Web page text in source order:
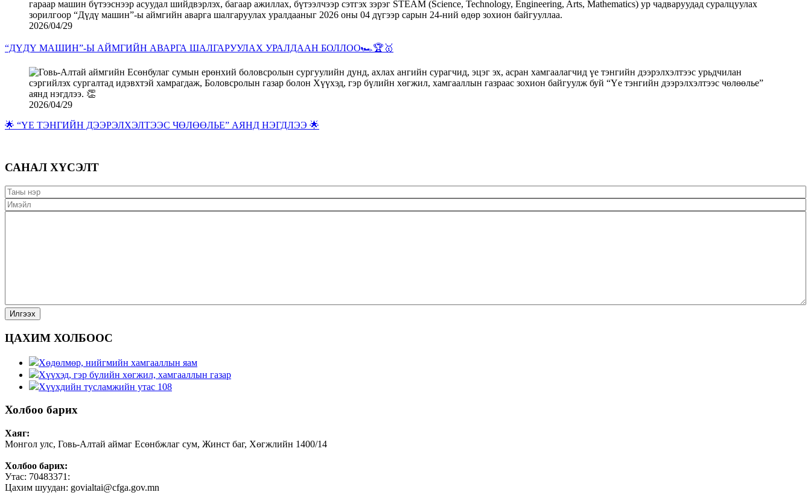
2026/04/29
“ДҮДҮ МАШИН”-Ы АЙМГИЙН АВАРГА ШАЛГАРУУЛАХ УРАЛДААН БОЛЛОО🏎️🏆🥇
2026/04/29
🌟 “ҮЕ ТЭНГИЙН ДЭЭРЭЛХЭЛТЭЭС ЧӨЛӨӨЛЬЕ” АЯНД НЭГДЛЭЭ 🌟
САНАЛ ХҮСЭЛТ
ЦАХИМ ХОЛБООС
Хөдөлмөр, нийгмийн хамгааллын яам
Хүүхэд, гэр бүлийн хөгжил, хамгааллын газар
Хүүхдийн тусламжийн утас 108
Холбоо барих
Хаяг:
Монгол улс, Говь-Алтай аймаг Есөнбжлаг сум, Жинст баг, Хөгжлийн 1400/14
Холбоо барих:
Утас: 70483371:
Цахим шуудан: govialtai@cfga.gov.mn